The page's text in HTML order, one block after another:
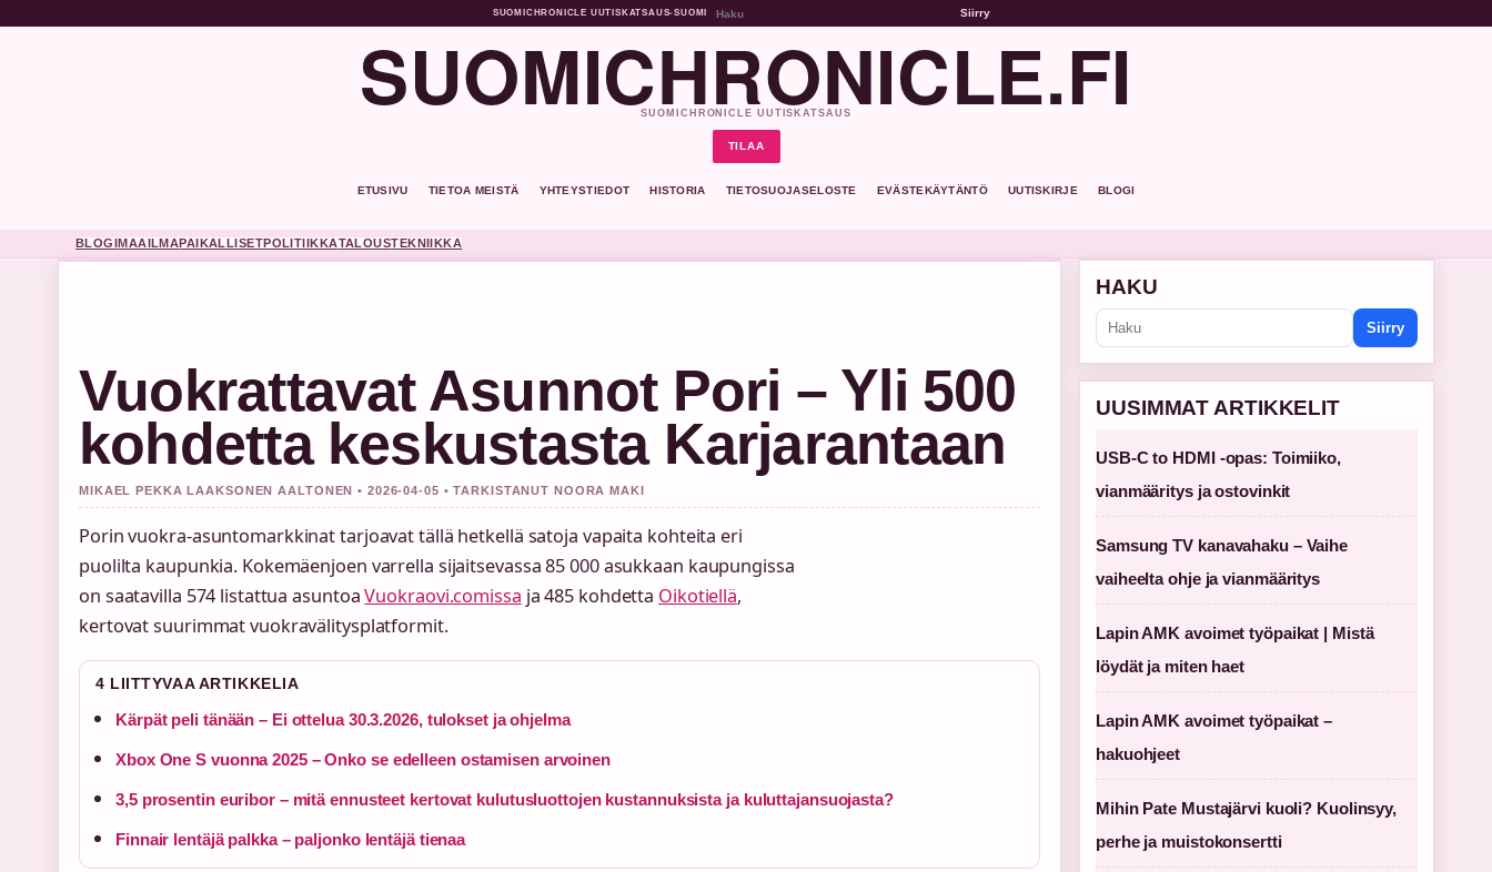
SUOMICHRONICLE UUTISKATSAUS•SUOMI Siirry
SUOMICHRONICLE.FI
SUOMICHRONICLE UUTISKATSAUS
TILAA
ETUSIVU TIETOA MEISTÄ YHTEYSTIEDOT HISTORIA TIETOSUOJASELOSTE EVÄSTEKÄYTÄNTÖ UUTISKIRJE BLOGI
BLOGIMAAILMAPAIKALLISETPOLITIIKKATALOUSTEKNIIKKA
Vuokrattavat Asunnot Pori – Yli 500
kohdetta keskustasta Karjarantaan
MIKAEL PEKKA LAAKSONEN AALTONEN • 2026-04-05 • TARKISTANUT NOORA MAKI
Porin vuokra-asuntomarkkinat tarjoavat tällä hetkellä satoja vapaita kohteita eri
puolilta kaupunkia. Kokemäenjoen varrella sijaitsevassa 85 000 asukkaan kaupungissa
on saatavilla 574 listattua asuntoaVuokraovi.comissa ja 485 kohdetta Oikotiellä,
kertovat suurimmat vuokravälitysplatformit.
4 LIITTYVAA ARTIKKELIA
Kärpät peli tänään – Ei ottelua 30.3.2026, tulokset ja ohjelma
Xbox One S vuonna 2025 – Onko se edelleen ostamisen arvoinen
3,5 prosentin euribor – mitä ennusteet kertovat kulutusluottojen kustannuksista ja kuluttajansuojasta?
Finnair lentäjä palkka – paljonko lentäjä tienaa
HAKU
Siirry
UUSIMMAT ARTIKKELIT
USB-C to HDMI -opas: Toimiiko,
vianmääritys ja ostovinkit
Samsung TV kanavahaku – Vaihe
vaiheelta ohje ja vianmääritys
Lapin AMK avoimet työpaikat | Mistä
löydät ja miten haet
Lapin AMK avoimet työpaikat –
hakuohjeet
Mihin Pate Mustajärvi kuoli? Kuolinsyy,
perhe ja muistokonsertti